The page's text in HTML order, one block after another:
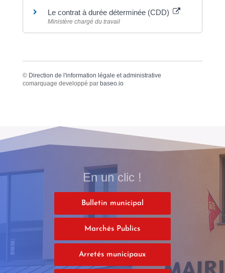
Le contrat à durée déterminée (CDD)
Ministère chargé du travail
© Direction de l'information légale et administrative
comarquage developpé par baseo.io
En un clic !
Bulletin municipal
Marchés Publics
Arretés municipaux